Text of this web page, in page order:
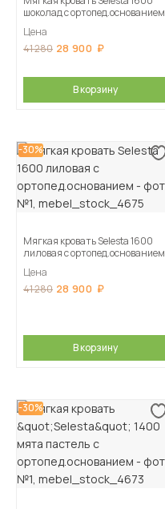
шоколад с ортопед.основанием
Цена
41 280 28 900
В корзину
-30%
Мягкая кровать Selesta 1600
лиловая с ортопед.основанием
Цена
41 280 28 900
В корзину
-30%